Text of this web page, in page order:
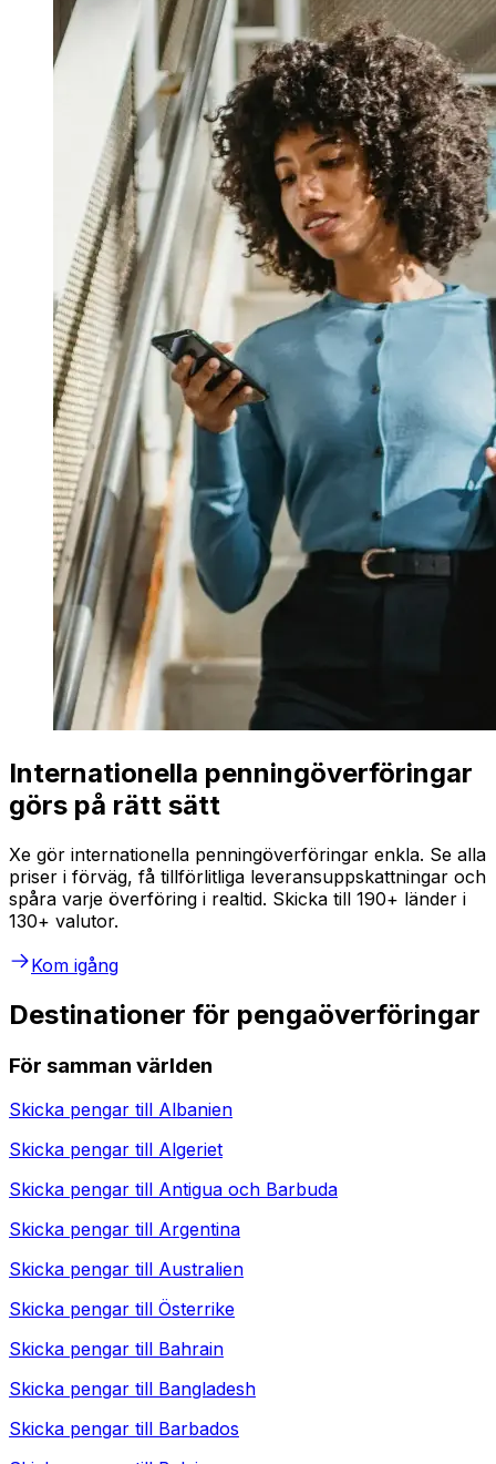
Internationella penningöverföringar
görs på rätt sätt
Xe gör internationella penningöverföringar enkla. Se alla
priser i förväg, få tillförlitliga leveransuppskattningar och
spåra varje överföring i realtid. Skicka till 190+ länder i
130+ valutor.
Kom igång
Destinationer för pengaöverföringar
För samman världen
Skicka pengar till Albanien
Skicka pengar till Algeriet
Skicka pengar till Antigua och Barbuda
Skicka pengar till Argentina
Skicka pengar till Australien
Skicka pengar till Österrike
Skicka pengar till Bahrain
Skicka pengar till Bangladesh
Skicka pengar till Barbados